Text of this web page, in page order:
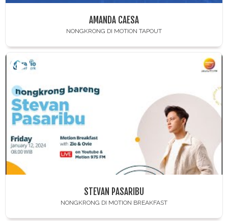
AMANDA CAESA
NONGKRONG DI MOTION TAPOUT
STEVAN PASARIBU
NONGKRONG DI MOTION BREAKFAST